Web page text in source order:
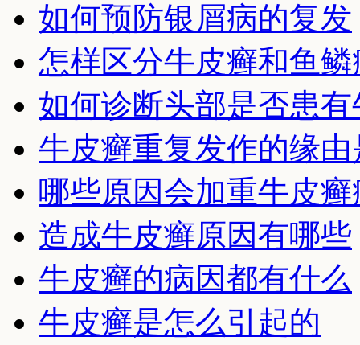
如何预防银屑病的复发
怎样区分牛皮癣和鱼鳞
如何诊断头部是否患
牛皮癣重复发作的缘
哪些原因会加重牛皮
造成牛皮癣原因有哪些
牛皮癣的病因都有什么
牛皮癣是怎么引起的